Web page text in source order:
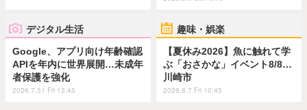
デジタル生活
Google、アプリ向け年齢確認
APIを年内に世界展開…未成年
者保護を強化
2026.7.31 Fri 13:45
趣味・娯楽
【夏休み2026】魚に触れて学
ぶ「おさかな」イベント8/8…
川崎市
2026.8.7 Fri 10:45